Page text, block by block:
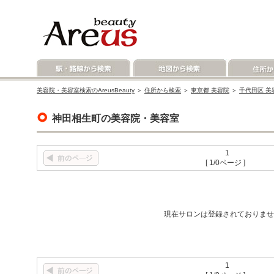
美容院・美容室検索のAreusBeauty ＞ 住所から検索 ＞ 東京都 美容院 ＞ 千代田区 美
神田相生町の美容院・美容室
1
[ 1/0ページ ]
現在サロンは登録されておりま
1